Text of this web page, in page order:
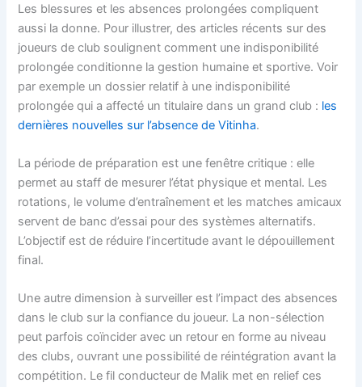
Les blessures et les absences prolongées compliquent
aussi la donne. Pour illustrer, des articles récents sur des
joueurs de club soulignent comment une indisponibilité
prolongée conditionne la gestion humaine et sportive. Voir
par exemple un dossier relatif à une indisponibilité
prolongée qui a affecté un titulaire dans un grand club : les
dernières nouvelles sur l’absence de Vitinha.
La période de préparation est une fenêtre critique : elle
permet au staff de mesurer l’état physique et mental. Les
rotations, le volume d’entraînement et les matches amicaux
servent de banc d’essai pour des systèmes alternatifs.
L’objectif est de réduire l’incertitude avant le dépouillement
final.
Une autre dimension à surveiller est l’impact des absences
dans le club sur la confiance du joueur. La non-sélection
peut parfois coïncider avec un retour en forme au niveau
des clubs, ouvrant une possibilité de réintégration avant la
compétition. Le fil conducteur de Malik met en relief ces